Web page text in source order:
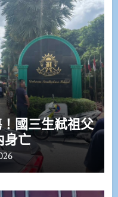
國三生弒祖父
亡